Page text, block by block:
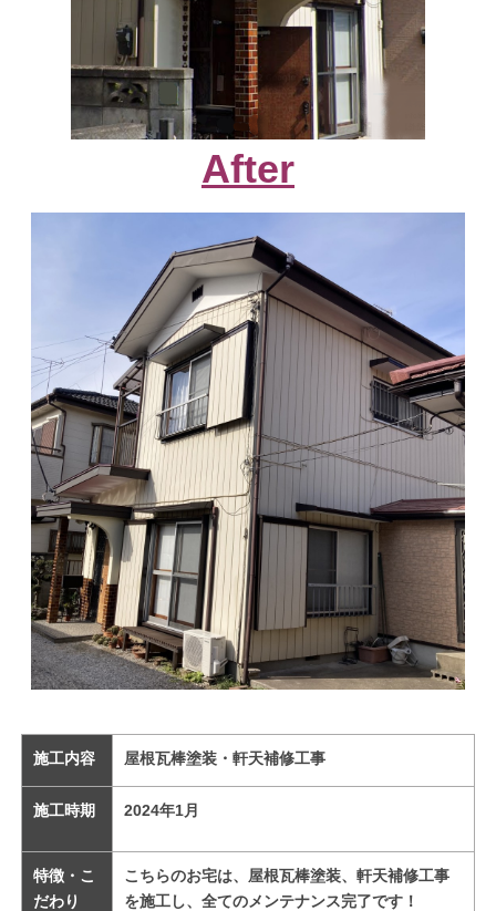
After
施工内容 屋根瓦棒塗装・軒天補修工事
施工時期 2024年1月
特徴・こ
だわり
こちらのお宅は、 屋根瓦棒塗装、軒天補修工事
を施工し、 全てのメンテナンス完了です！